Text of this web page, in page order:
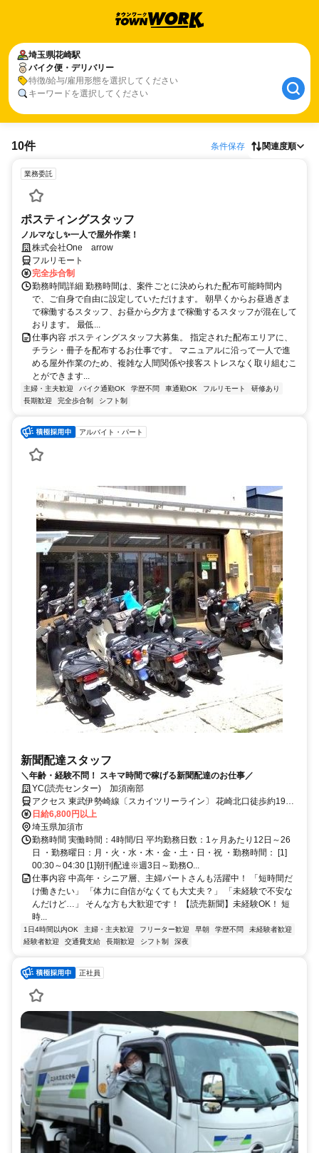
埼玉県花崎駅
バイク便・デリバリー
特徴/給与/雇用形態を選択してください
キーワードを選択してください
10件 条件保存 関連度順
業務委託
ポスティングスタッフ
ノルマなし✨一人で屋外作業！
株式会社One arrow
フルリモート
完全歩合制
勤務時間詳細 勤務時間は、案件ごとに決められた配布可能時間内
で、ご自身で自由に設定していただけます。 朝早くからお昼過ぎま
で稼働するスタッフ、お昼から夕方まで稼働するスタッフが混在して
おります。 最低...
仕事内容 ポスティングスタッフ大募集。 指定された配布エリアに、
チラシ・冊子を配布するお仕事です。 マニュアルに沿って一人で進
める屋外作業のため、複雑な人間関係や接客ストレスなく取り組むこ
とができます...
主婦・主夫歓迎 バイク通勤OK 学歴不問 車通勤OK フルリモート
研修あり
長期歓迎
完全歩合制 シフト制
アルバイト・パート
新聞配達スタッフ
＼年齢・経験不問！ スキマ時間で稼げる新聞配達のお仕事／
YC(読売センター) 加須南部
アクセス 東武伊勢崎線〔スカイツリーライン〕 花崎北口徒歩約19
分、東武伊勢崎線〔スカイツリーライン〕 加須南口徒歩約28分、東
武伊勢崎線〔スカイツリーライン〕 鷲宮西口徒歩約53分
日給6,800円以上
埼玉県加須市
勤務時間 実働時間：4時間/日 平均勤務日数：1ヶ月あたり12日～26
日 ・勤務曜日：月・火・水・木・金・土・日・祝 ・勤務時間： [1]
00:30～04:30 [1]朝刊配達※週3日～勤務O...
仕事内容 中高年・シニア層、主婦パートさんも活躍中！ 「短時間だ
け働きたい」 「体力に自信がなくても大丈夫？」 「未経験で不安な
んだけど…」 そんな方も大歓迎です！ 【読売新聞】未経験OK！ 短
時...
1日4時間以内OK 主婦・主夫歓迎 フリーター歓迎 早朝 学歴不問
未経験者歓迎
経験者歓迎
交通費支給 長期歓迎 シフト制 深夜
正社員